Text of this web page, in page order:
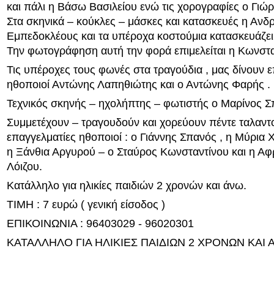
και πάλι η Βάσω Βασιλείου ενώ τις χορογραφίες ο
Στα σκηνικά – κούκλες – μάσκες και κατασκευές η
Εμπεδοκλέους και τα υπέροχα κοστούμια
Την φωτογράφηση αυτή την φορά επιμελείται η
Τις υπέροχες τους φωνές στα τραγούδια , μας δίνουν
ηθοποιοί Αντώνης Λαπηθιώτης και ο Αντώνης Φαρής .
Τεχνικός σκηνής – ηχολήπτης – φωτιστής ο Μαρίνος
Συμμετέχουν – τραγουδούν και χορεύουν πέντε
επαγγελματίες ηθοποιοί : ο Γιάννης Σπανός , η
η Ξάνθια Αργυρού – ο Σταύρος Κωνσταντίνου και η
Λόιζου.
Κατάλληλο για ηλικίες παιδιών 2 χρονών και άνω.
ΤΙΜΗ : 7 ευρώ ( γενική είσοδος )
ΕΠΙΚΟΙΝΩΝΙΑ : 96403029 - 96020301
ΚΑΤΑΛΛΗΛΟ ΓΙΑ ΗΛΙΚΙΕΣ ΠΑΙΔΙΩΝ 2 ΧΡΟΝΩΝ ΚΑΙ